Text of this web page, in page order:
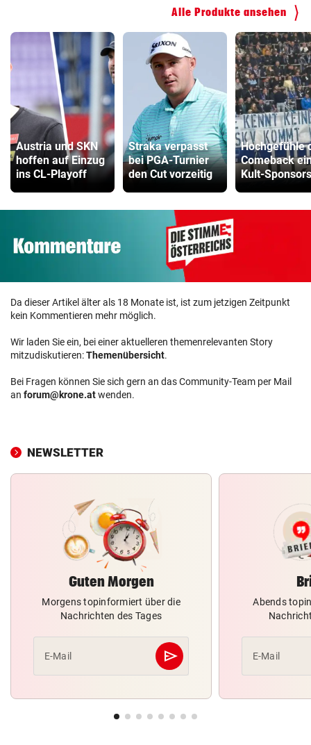
ZUM VERGLEICH
Alle Produkte ansehen
Austria und SKN
hoffen auf Einzug
ins CL-Playoff
Straka verpasst
bei PGA-Turnier
den Cut vorzeitig
Hochgefühle
Comeback
Kult-Sponsors
Da dieser Artikel älter als 18 Monate ist, ist zum jetzigen Zeitpunkt
kein Kommentieren mehr möglich.
Wir laden Sie ein, bei einer aktuelleren themenrelevanten Story
mitzudiskutieren:Themenübersicht.
Bei Fragen können Sie sich gern an das Community-Team per Mail
an forum@krone.atwenden.
NEWSLETTER
Guten Morgen
Morgens topinformiert über die
Nachrichten des Tages
E-Mail send
Abschicken
Abends
E-Mail